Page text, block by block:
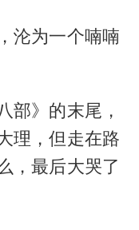
沦为一个喃喃
部》的末尾，
理，但走在路
，最后大哭了